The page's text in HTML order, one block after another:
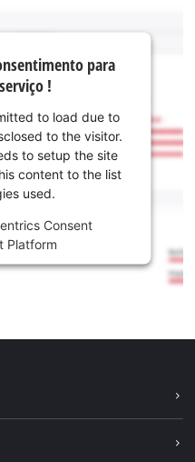
para
!
to load due to
to the visitor.
to setup the site
content to the list
used.
Consent
Platform